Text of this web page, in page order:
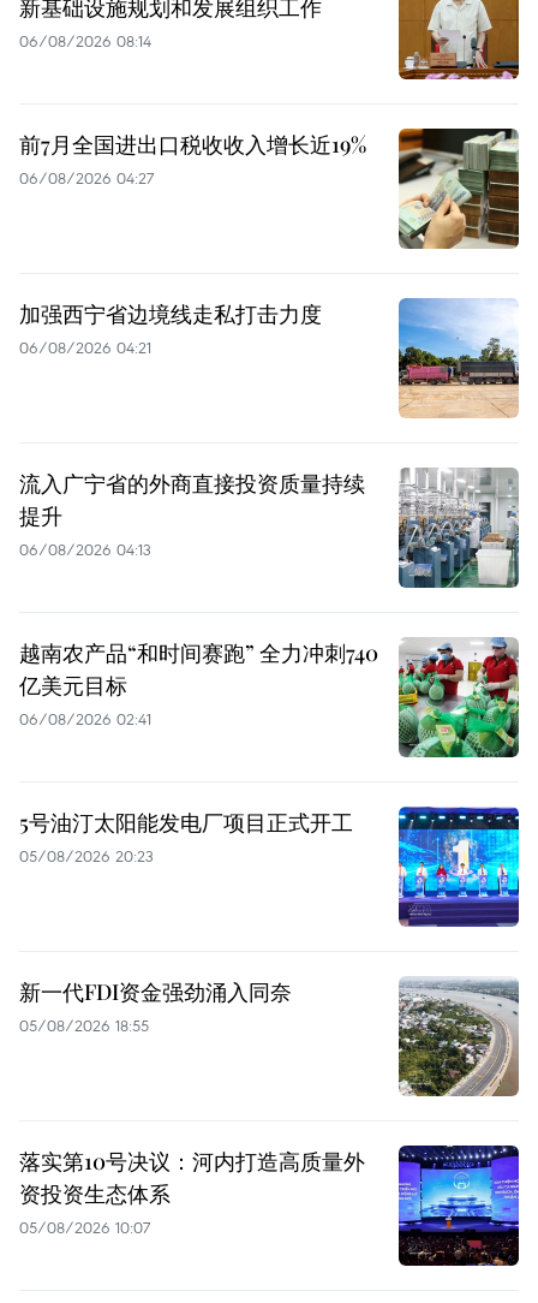
新基础设施规划和发展组织工作
06/08/2026 08:14
前7月全国进出口税收收入增长近19%
06/08/2026 04:27
加强西宁省边境线走私打击力度
06/08/2026 04:21
流入广宁省的外商直接投资质量持续
提升
06/08/2026 04:13
越南农产品“和时间赛跑” 全力冲刺740
亿美元目标
06/08/2026 02:41
5号油汀太阳能发电厂项目正式开工
05/08/2026 20:23
新一代FDI资金强劲涌入同奈
05/08/2026 18:55
落实第10号决议：河内打造高质量外
资投资生态体系
05/08/2026 10:07